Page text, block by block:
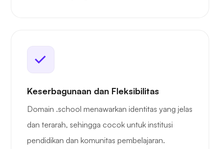
Keserbagunaan dan Fleksibilitas
Domain .school menawarkan identitas yang jelas
dan terarah, sehingga cocok untuk institusi
pendidikan dan komunitas pembelajaran.